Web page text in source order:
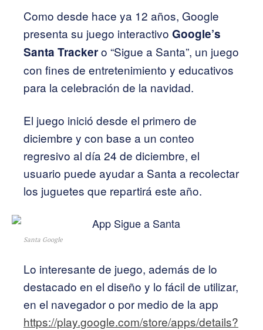
Como desde hace ya 12 años, Google
presenta su juego interactivo Google’s
Santa Trackero “Sigue a Santa”, un juego
con fines de entretenimiento y educativos
para la celebración de la navidad.
El juego inició desde el primero de
diciembre y con base a un conteo
regresivo al día 24 de diciembre, el
usuario puede ayudar a Santa a recolectar
los juguetes que repartirá este año.
Santa Google
Lo interesante de juego, además de lo
destacado en el diseño y lo fácil de utilizar,
en el navegador o por medio de la app
https://play.google.com/store/apps/details?